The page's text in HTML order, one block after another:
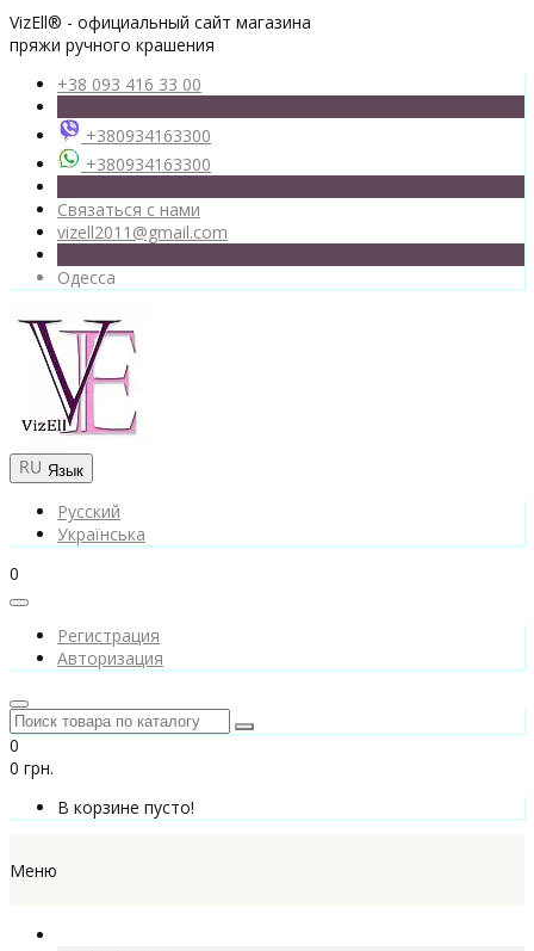
VizEll® - официальный сайт магазина
пряжи ручного крашения
+38 093 416 33 00
+380934163300
+380934163300
Связаться с нами
vizell2011@gmail.com
Одесса
Язык
Русский
Українська
0
Регистрация
Авторизация
0
0 грн.
В корзине пусто!
Меню